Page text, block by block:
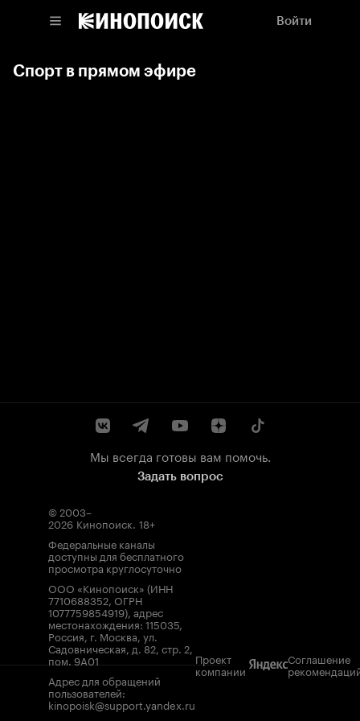
Войти
Спорт в прямом эфире
Мы всегда готовы вам помочь.
Задать вопрос
© 2003–
2026 Кинопоиск. 18+
Федеральные каналы
доступны для бесплатного
просмотра круглосуточно
ООО «Кинопоиск» (ИНН
7710688352, ОГРН
1077759854919), адрес
местонахождения: 115035,
Россия, г. Москва, ул.
Садовническая, д. 82, стр. 2,
пом. 9А01
Адрес для обращений
пользователей:
kinopoisk@support.yandex.ru
Проект
компании
Соглашение